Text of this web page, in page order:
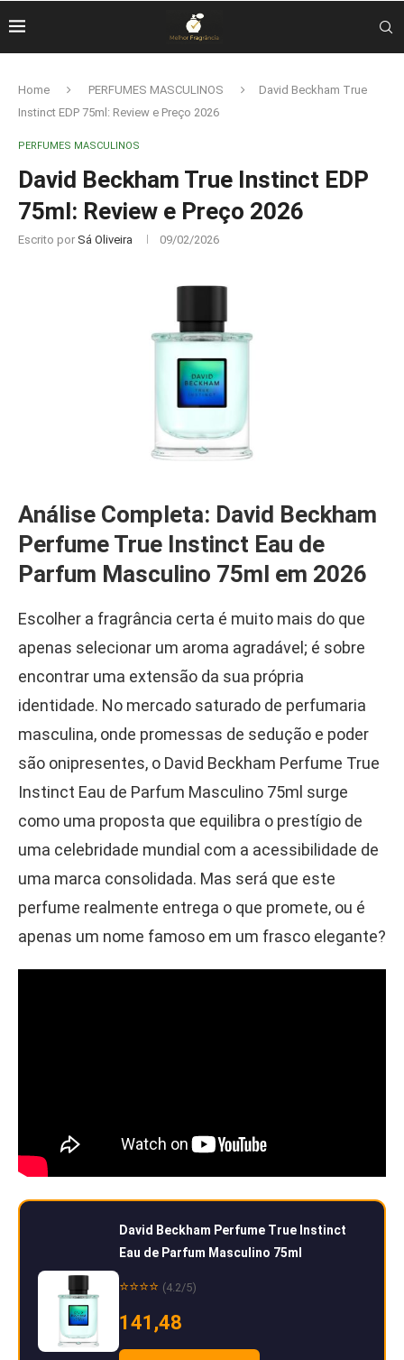
Home PERFUMES MASCULINOS
David Beckham True
Instinct EDP 75ml: Review e Preço 2026
PERFUMES MASCULINOS
David Beckham True Instinct EDP
75ml: Review e Preço 2026
Escrito por Sá Oliveira 09/02/2026
Análise Completa: David Beckham
Perfume True Instinct Eau de
Parfum Masculino 75ml em 2026
Escolher a fragrância certa é muito mais do que
apenas selecionar um aroma agradável; é sobre
encontrar uma extensão da sua própria
identidade. No mercado saturado de perfumaria
masculina, onde promessas de sedução e poder
são onipresentes, o David Beckham Perfume True
Instinct Eau de Parfum Masculino 75ml surge
como uma proposta que equilibra o prestígio de
uma celebridade mundial com a acessibilidade de
uma marca consolidada. Mas será que este
perfume realmente entrega o que promete, ou é
apenas um nome famoso em um frasco elegante?
David Beckham Perfume True Instinct
Eau de Parfum Masculino 75ml
⭐⭐⭐⭐ (4.2/5)
141,48